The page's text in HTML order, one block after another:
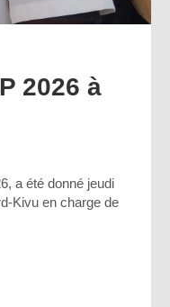
2026 à
a été donné jeudi
Kivu en charge de